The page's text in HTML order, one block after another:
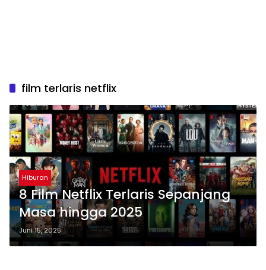
film terlaris netflix
Hiburan
8 Film Netflix Terlaris Sepanjang
Masa hingga 2025
Juni 15, 2025